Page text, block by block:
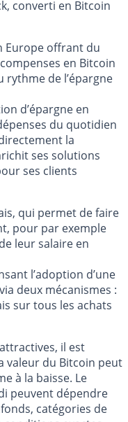
converti en Bitcoin
Europe offrant du
en Bitcoin
rythme de l’épargne
d’épargne en
du quotidien
la
ses solutions
ses clients
qui permet de faire
pour par exemple
leur salaire en
l’adoption d’une
deux mécanismes :
sur tous les achats
il est
valeur du Bitcoin peut
à la baisse. Le
peuvent dépendre
catégories de